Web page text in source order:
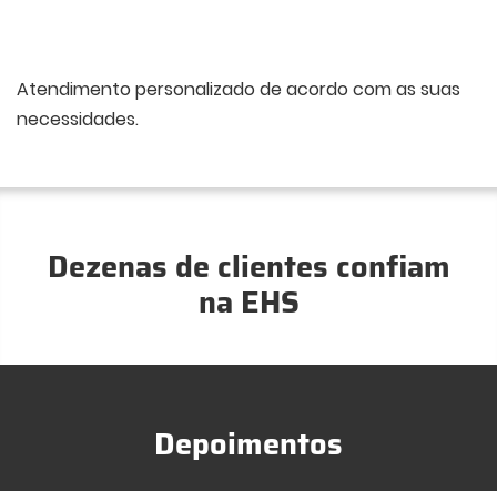
Atendimento personalizado de acordo com as suas
necessidades.
Dezenas de clientes confiam
na EHS
Depoimentos